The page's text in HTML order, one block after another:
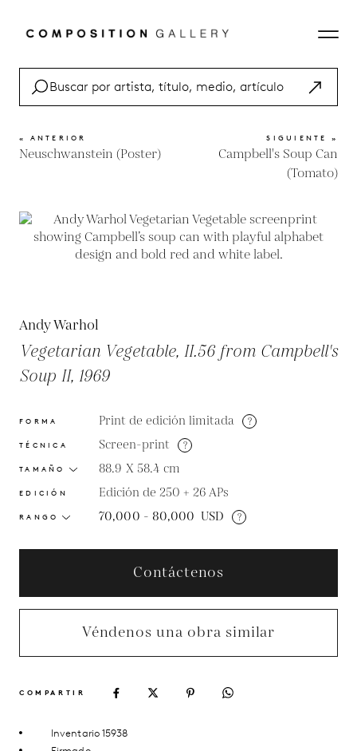
« ANTERIOR
Neuschwanstein (Poster)
SIGUIENTE »
Campbell's Soup Can
(Tomato)
Andy Warhol
Vegetarian Vegetable, II.56 from Campbell's
Soup II, 1969
FORMA Print de edición limitada ?
TÉCNICA Screen-print ?
TAMAÑO 88.9 X 58.4 cm
EDICIÓN Edición de 250 + 26 APs
RANGO 70,000 - 80,000 USD ?
Contáctenos
Véndenos una obra similar
COMPARTIR
Inventario 15938